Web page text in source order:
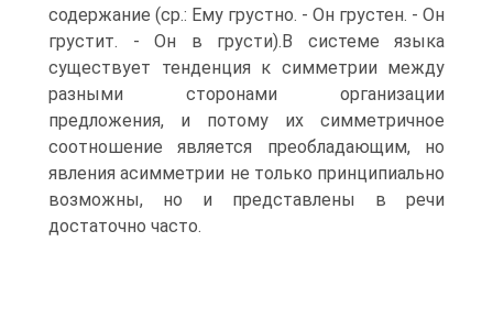
содержание (ср.: Ему грустно. - Он грустен. - Он
грустит. - Он в грусти).В системе языка
существует тенденция к симметрии между
разными сторонами организации
предложения, и потому их симметричное
соотношение является преобладающим, но
явления асимметрии не только принципиально
возможны, но и представлены в речи
достаточно часто.